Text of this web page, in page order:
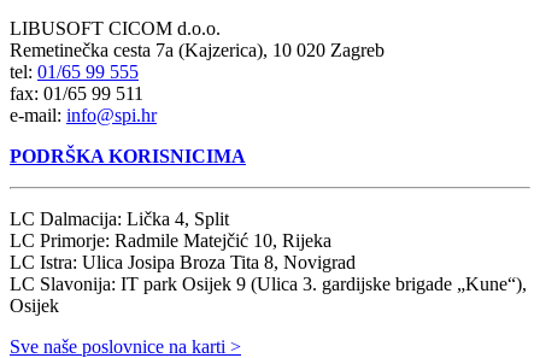
LIBUSOFT CICOM d.o.o.
Remetinečka cesta 7a (Kajzerica), 10 020 Zagreb
tel: 01/65 99 555
fax: 01/65 99 511
e-mail: info@spi.hr
PODRŠKA KORISNICIMA
LC Dalmacija: Lička 4, Split
LC Primorje: Radmile Matejčić 10, Rijeka
LC Istra: Ulica Josipa Broza Tita 8, Novigrad
LC Slavonija: IT park Osijek 9 (Ulica 3. gardijske brigade „Kune“),
Osijek
Sve naše poslovnice na karti >